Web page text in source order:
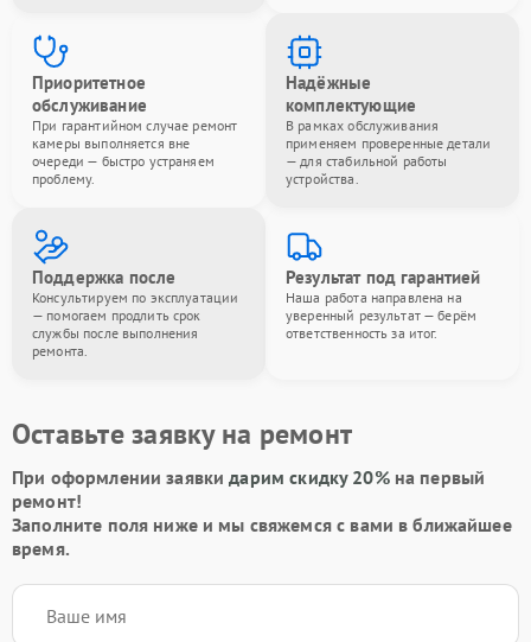
Приоритетное
обслуживание
При гарантийном случае ремонт
камеры выполняется вне
очереди — быстро устраняем
проблему.
Надёжные
комплектующие
В рамках обслуживания
применяем проверенные детали
— для стабильной работы
устройства.
Поддержка после
Консультируем по эксплуатации
— помогаем продлить срок
службы после выполнения
ремонта.
Результат под гарантией
Наша работа направлена на
уверенный результат — берём
ответственность за итог.
Оставьте заявку на ремонт
При оформлении заявкидарим скидку 20%на первый
ремонт!
Заполните поля ниже и мы свяжемся с вами в ближайшее
время.